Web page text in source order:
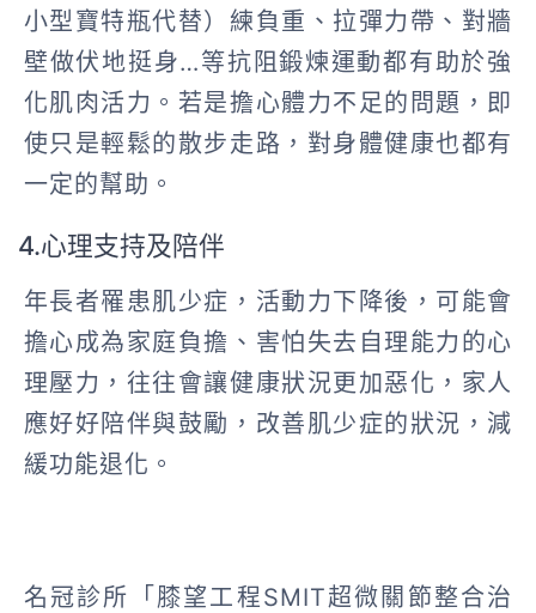
小型寶特瓶代替）練負重、拉彈力帶、對牆
壁做伏地挺身…等抗阻鍛煉運動都有助於強
化肌肉活力。若是擔心體力不足的問題，即
使只是輕鬆的散步走路，對身體健康也都有
一定的幫助。
4.心理支持及陪伴
年長者罹患肌少症，活動力下降後，可能會
擔心成為家庭負擔、害怕失去自理能力的心
理壓力，往往會讓健康狀況更加惡化，家人
應好好陪伴與鼓勵，改善肌少症的狀況，減
緩功能退化。
名冠診所「膝望工程SMIT超微關節整合治